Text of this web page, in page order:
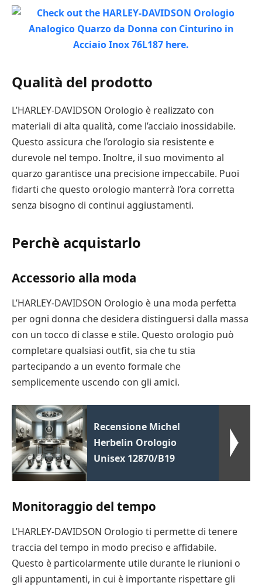
Qualità del prodotto
L’HARLEY-DAVIDSON Orologio è realizzato con
materiali di alta qualità, come l’acciaio inossidabile.
Questo assicura che l’orologio sia resistente e
durevole nel tempo. Inoltre, il suo movimento al
quarzo garantisce una precisione impeccabile. Puoi
fidarti che questo orologio manterrà l’ora corretta
senza bisogno di continui aggiustamenti.
Perchè acquistarlo
Accessorio alla moda
L’HARLEY-DAVIDSON Orologio è una moda perfetta
per ogni donna che desidera distinguersi dalla massa
con un tocco di classe e stile. Questo orologio può
completare qualsiasi outfit, sia che tu stia
partecipando a un evento formale che
semplicemente uscendo con gli amici.
Recensione Michel
Herbelin Orologio
Unisex 12870/B19
Monitoraggio del tempo
L’HARLEY-DAVIDSON Orologio ti permette di tenere
traccia del tempo in modo preciso e affidabile.
Questo è particolarmente utile durante le riunioni o
gli appuntamenti, in cui è importante rispettare gli